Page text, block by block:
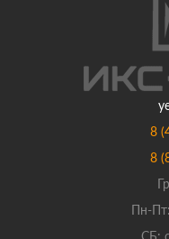
8
8
Пн-
СБ: